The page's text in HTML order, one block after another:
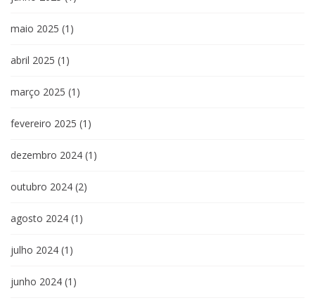
maio 2025 (1)
abril 2025 (1)
março 2025 (1)
fevereiro 2025 (1)
dezembro 2024 (1)
outubro 2024 (2)
agosto 2024 (1)
julho 2024 (1)
junho 2024 (1)